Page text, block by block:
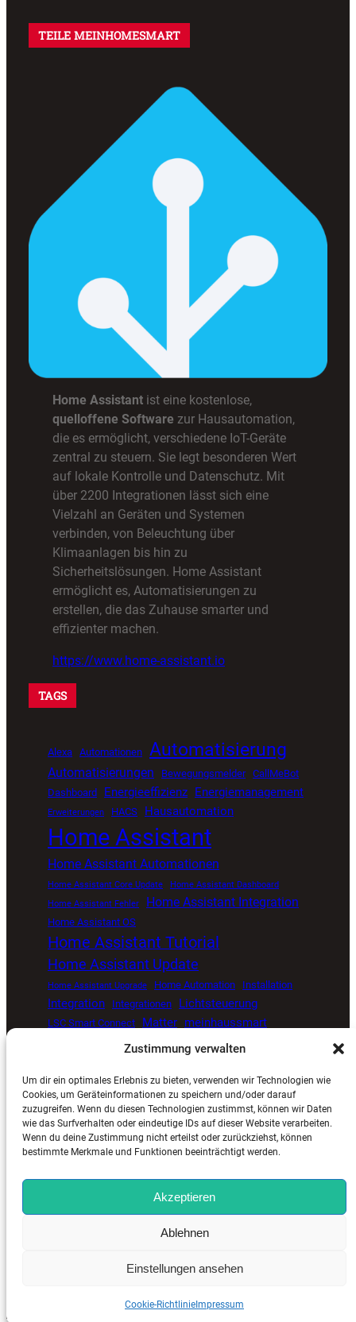
Zustimmung verwalten
Um dir ein optimales Erlebnis zu bieten, verwenden wir Technologien wie
Cookies, um Geräteinformationen zu speichern und/oder darauf
zuzugreifen. Wenn du diesen Technologien zustimmst, können wir Daten
wie das Surfverhalten oder eindeutige IDs auf dieser Website verarbeiten.
Wenn du deine Zustimmung nicht erteilst oder zurückziehst, können
bestimmte Merkmale und Funktionen beeinträchtigt werden.
Akzeptieren
Ablehnen
Einstellungen ansehen
Cookie-Richtlinie Impressum
TEILE MEINHOMESMART
Home Assistant ist eine kostenlose,
quelloffene Software zur Hausautomation,
die es ermöglicht, verschiedene IoT-Geräte
zentral zu steuern. Sie legt besonderen Wert
auf lokale Kontrolle und Datenschutz. Mit
über 2200 Integrationen lässt sich eine
Vielzahl an Geräten und Systemen
verbinden, von Beleuchtung über
Klimaanlagen bis hin zu
Sicherheitslösungen. Home Assistant
ermöglicht es, Automatisierungen zu
erstellen, die das Zuhause smarter und
effizienter machen.
https://www.home-assistant.io
TAGS
Alexa Automationen Automatisierung
Automatisierungen Bewegungsmelder CallMeBot
Dashboard
Energieeffizienz Energiemanagement
Erweiterungen HACS Hausautomation
Home Assistant
Home Assistant Automationen
Home Assistant Core Update
Home Assistant Dashboard
Home Assistant Fehler
Home Assistant Integration
Home Assistant OS
Home Assistant Tutorial
Home Assistant Update
Home Assistant Upgrade Home Automation Installation
Integration Integrationen Lichtsteuerung
LSC Smart Connect Matter meinhaussmart
open source smart home Proxmox
Smart Home Automatisierung Smart Home Blog
Smart Home Update Sprachsteuerung Timer
Tuya ViCare Viessmann Wetterdaten Zigbee
2025. Alle Rechte vorbehalten. |